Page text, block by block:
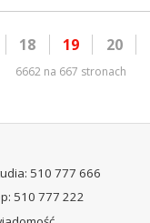
18 19 20
6662 na 667 stronach
510 777 666
510 777 222